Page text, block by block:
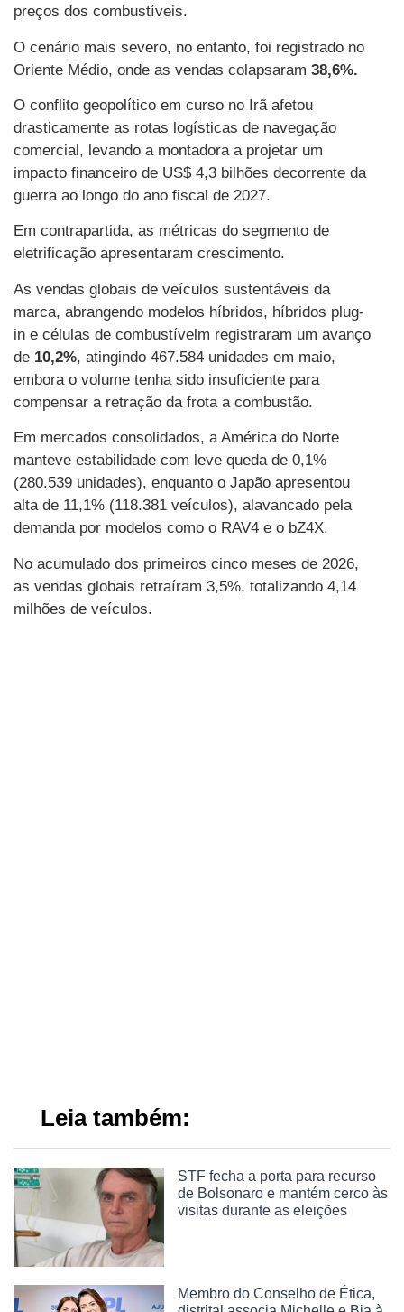
preços dos combustíveis.
O cenário mais severo, no entanto, foi registrado no
Oriente Médio, onde as vendas colapsaram 38,6%.
O conflito geopolítico em curso no Irã afetou
drasticamente as rotas logísticas de navegação
comercial, levando a montadora a projetar um
impacto financeiro de US$ 4,3 bilhões decorrente da
guerra ao longo do ano fiscal de 2027.
Em contrapartida, as métricas do segmento de
eletrificação apresentaram crescimento.
As vendas globais de veículos sustentáveis da
marca, abrangendo modelos híbridos, híbridos plug-
in e células de combustívelm registraram um avanço
de 10,2%, atingindo 467.584 unidades em maio,
embora o volume tenha sido insuficiente para
compensar a retração da frota a combustão.
Em mercados consolidados, a América do Norte
manteve estabilidade com leve queda de 0,1%
(280.539 unidades), enquanto o Japão apresentou
alta de 11,1% (118.381 veículos), alavancado pela
demanda por modelos como o RAV4 e o bZ4X.
No acumulado dos primeiros cinco meses de 2026,
as vendas globais retraíram 3,5%, totalizando 4,14
milhões de veículos.
Leia também:
STF fecha a porta para recurso
de Bolsonaro e mantém cerco às
visitas durante as eleições
Membro do Conselho de Ética,